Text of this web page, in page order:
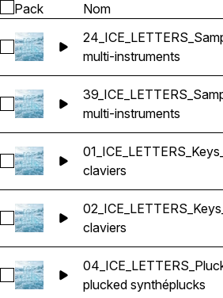
Pack Nom
Sélectionnez
multi-instruments
Sélectionnez
multi-instruments
Sélectionnez
claviers
Sélectionnez
claviers
Sélectionnez
plucked synthéplucks